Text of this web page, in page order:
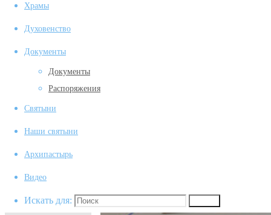
Храмы
Духовенство
Документы
Документы
Распоряжения
Святыни
Наши святыни
Архипастырь
Видео
Искать для: